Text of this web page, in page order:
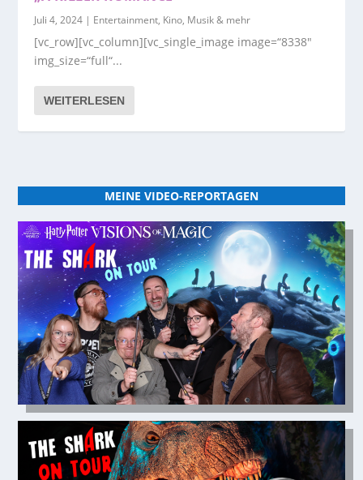
Juli 4, 2024 | Entertainment, Kino, Musik & mehr
[vc_row][vc_column][vc_single_image image=“8338″
img_size=“full“...
WEITERLESEN
MEINE VIDEO-REPORTAGEN